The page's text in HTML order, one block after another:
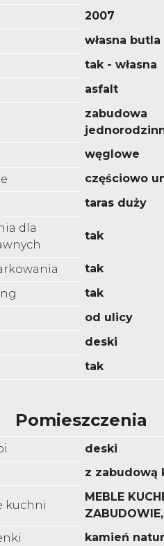
2007
własna butla
tak - własna
asfalt
zabudowa
węglowe
częściowo
taras duży
dla
tak
tak
tak
od ulicy
deski
tak
Pomieszczenia
deski
z zabudową
kuchni
MEBLE
kamień